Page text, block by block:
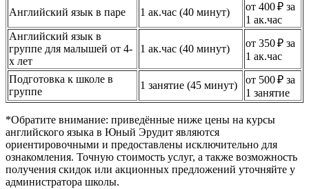
Английский язык в паре 1 ак.час (40 минут)
от 400 ₽ за
1 ак.час
Английский язык в
группе для малышей от 4-
х лет
1 ак.час (40 минут)
от 350 ₽ за
1 ак.час
Подготовка к школе в
группе
1 занятие (45 минут)
от 500 ₽ за
1 занятие
*Обратите внимание: приведённые ниже цены на курсы
английского языка в Юный Эрудит являются
ориентировочными и предоставлены исключительно для
ознакомления. Точную стоимость услуг, а также возможность
получения скидок или акционных предложений уточняйте у
администратора школы.